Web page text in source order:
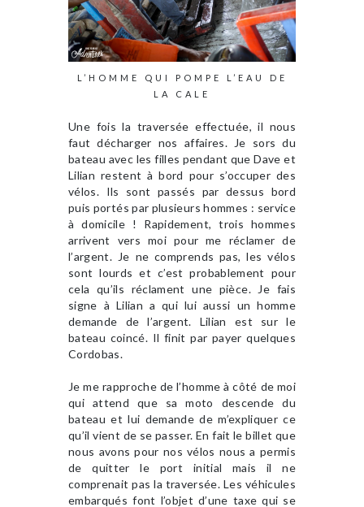
L’HOMME QUI POMPE L’EAU DE
LA CALE
Une fois la traversée effectuée, il nous
faut décharger nos affaires. Je sors du
bateau avec les filles pendant que Dave et
Lilian restent à bord pour s’occuper des
vélos. Ils sont passés par dessus bord
puis portés par plusieurs hommes : service
à domicile ! Rapidement, trois hommes
arrivent vers moi pour me réclamer de
l’argent. Je ne comprends pas, les vélos
sont lourds et c’est probablement pour
cela qu’ils réclament une pièce. Je fais
signe à Lilian a qui lui aussi un homme
demande de l’argent. Lilian est sur le
bateau coincé. Il finit par payer quelques
Cordobas.
Je me rapproche de l’homme à côté de moi
qui attend que sa moto descende du
bateau et lui demande de m’expliquer ce
qu’il vient de se passer. En fait le billet que
nous avons pour nos vélos nous a permis
de quitter le port initial mais il ne
comprenait pas la traversée. Les véhicules
embarqués font l’objet d’une taxe qui se